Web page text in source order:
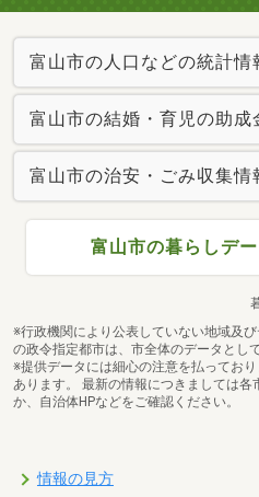
富山市の人口などの統計情
富山市の結婚・育児の助成
富山市の治安・ごみ収集情
富山市の暮らしデ
※行政機関により公表していない地域及
の政令指定都市は、市全体のデータとし
※提供データには細心の注意を払ってお
あります。 最新の情報につきましては各
か、自治体HPなどをご確認ください。
情報の見方